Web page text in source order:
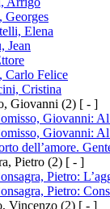
Georges
Elena
Jean
Carlo Felice
Cristina
Giovanni (2) [ - ]
Giovanni:
Giovanni:
dell’amore.
Pietro (2) [ - ]
Pietro:
Pietro:
Vincenzo (2) [ - ]